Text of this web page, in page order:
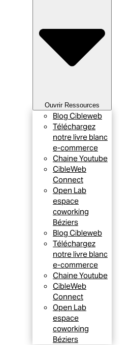
Ouvrir Ressources
Blog Cibleweb
Téléchargez
notre livre blanc
e-commerce
Chaine Youtube
CibleWeb
Connect
Open Lab
espace
coworking
Béziers
Blog Cibleweb
Téléchargez
notre livre blanc
e-commerce
Chaine Youtube
CibleWeb
Connect
Open Lab
espace
coworking
Béziers